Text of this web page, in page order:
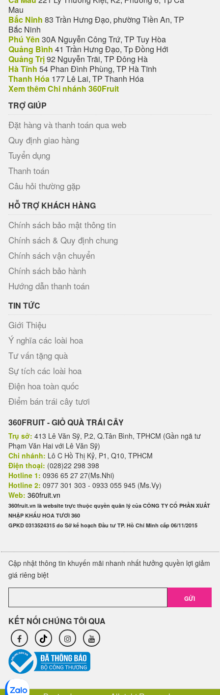
Mau
Bắc Ninh 83 Trần Hưng Đạo, phường Tiền An, TP
Bắc Ninh
Phú Yên 30A Nguyễn Công Trứ, TP Tuy Hòa
Quảng Bình 41 Trần Hưng Đạo, Tp Đồng Hới
Quảng Trị92 Nguyễn Trãi, TP Đông Hà
Hà Tĩnh 54 Phan Đình Phùng, TP Hà Tĩnh
Thanh Hóa 177 Lê Lai, TP Thanh Hóa
Xem thêm Chi nhánh 360Fruit
TRỢ GIÚP
Đặt hàng và thanh toán qua web
Quy định giao hàng
Tuyển dụng
Thanh toán
Câu hỏi thường gặp
HỖ TRỢ KHÁCH HÀNG
Chính sách bảo mật thông tin
Chính sách & Quy định chung
Chính sách vận chuyển
Chính sách bảo hành
Hướng dẫn thanh toán
TIN TỨC
Giới Thiệu
Ý nghĩa các loài hoa
Tư vấn tặng quà
Sự tích các loài hoa
Điện hoa toàn quốc
Điểm bán trái cây tươi
360FRUIT - GIỎ QUÀ TRÁI CÂY
Trụ sở: 413 Lê Văn Sỹ, P.2, Q.Tân Bình, TPHCM (Gần ngã tư
Phạm Văn Hai với Lê Văn Sỹ)
Chi nhánh: Lô C Hồ Thị Kỷ, P1, Q10, TPHCM
Điện thoại: (028)22 298 398
Hotline 1: 0936 65 27 27(Ms.Nhi)
Hotline 2: 0977 301 303 - 0933 055 945 (Ms.Vy)
Web: 360fruit.vn
360fruit.vn là website trực thuộc quyền quản lý của CÔNG TY CỔ PHẦN XUẤT
NHẬP KHẨU HOA TƯƠI 360
GPKD 0313524315 do Sở kế hoạch Đầu tư TP. Hồ Chí Minh cấp 06/11/2015
Cập nhật thông tin khuyến mãi nhanh nhất hưởng quyền lợi giảm
giá riêng biệt
GỬI
KẾT NỐI CHÚNG TÔI QUA